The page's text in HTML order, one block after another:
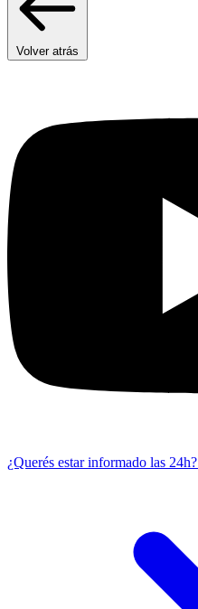
Volver atrás
¿Querés estar informado las 24h?